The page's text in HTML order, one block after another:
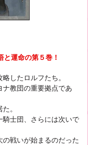
運命の第５巻！
したロルフたち。
ナ教団の重要拠点であ
。
騎士団、さらには次いで
戦いが始まるのだった